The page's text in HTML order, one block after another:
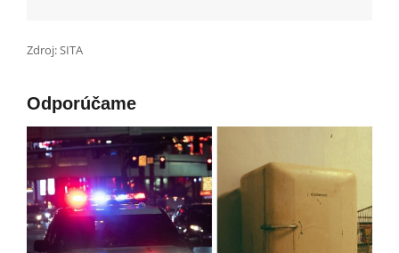
Zdroj: SITA
Odporúčame